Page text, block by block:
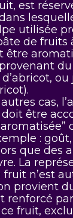
est
utilisée
de fruits
être
ou
cas,
doit être
:
que des
La
fruit n’est
provient
renforcé
fruit,